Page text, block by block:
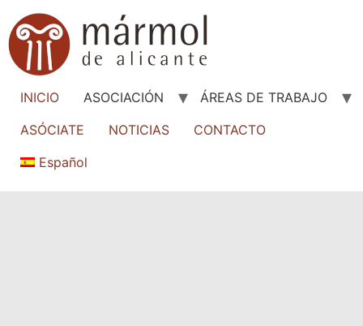
INICIO ASOCIACIÓN
ÁREAS DE TRABAJO
ASÓCIATE
NOTICIAS
CONTACTO
Español